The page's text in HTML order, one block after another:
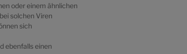
oder einem ähnlichen
solchen Viren
sich
ebenfalls einen